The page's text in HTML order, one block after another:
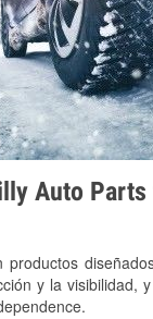
Auto
y la visibilidad,